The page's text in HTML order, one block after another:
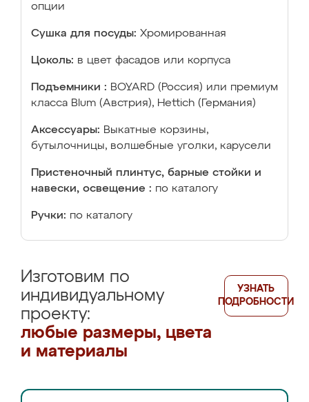
опции
Сушка для посуды: Хромированная
Цоколь: в цвет фасадов или корпуса
Подъемники : BOYARD (Россия) или премиум
класса Blum (Австрия), Hettich (Германия)
Аксессуары: Выкатные корзины,
бутылочницы, волшебные уголки, карусели
Пристеночный плинтус, барные стойки и
навески, освещение : по каталогу
Ручки: по каталогу
Изготовим по
индивидуальному
проекту:
любые размеры, цвета
и материалы
УЗНАТЬ
ПОДРОБНОСТИ